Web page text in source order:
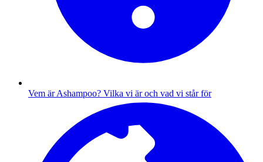
Vem är Ashampoo? Vilka vi är och vad vi står för